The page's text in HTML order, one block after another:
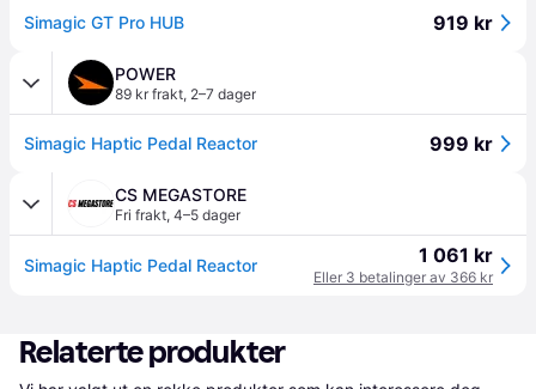
Simagic GT Pro HUB 919 kr
POWER
89 kr frakt, 2–7 dager
Simagic Haptic Pedal Reactor 999 kr
CS MEGASTORE
Fri frakt, 4–5 dager
Simagic Haptic Pedal Reactor 1 061 kr
Eller 3 betalinger av 366 kr
Relaterte produkter